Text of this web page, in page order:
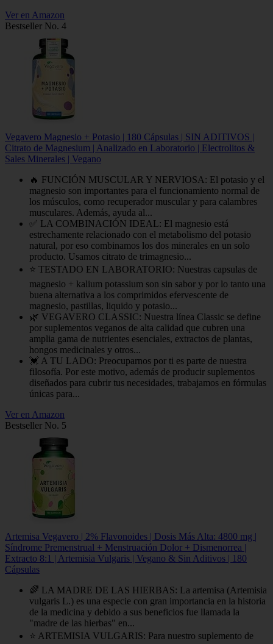
Ver en Amazon
Bestseller No. 4
Vegavero Magnesio + Potasio | 180 Cápsulas | SIN ADITIVOS |
Citrato de Magnesium | Analizado en Laboratorio | Electrolitos &
Sales Minerales | Vegano
🔥 FUNCIÓN MUSCULAR Y NERVIOSA: El potasio y el
magnesio son importantes para el funcionamiento normal de
los músculos, como recuperador muscular y para calambres
musculares. Además, ayuda al...
✅ LA COMBINACIÓN IDEAL: El magnesio está
estrechamente relacionado con el metabolismo del potasio
natural, por eso combinamos los dos minerales en un solo
producto. Usamos citrato de trimagnesio...
⭐ TESTADO EN LABORATORIO: Nuestras capsulas de
magnesio + kalium potassium son sin sabor y por lo tanto una
buena alternativa a los comprimidos efervescente de
magnesio, pastillas, liquido y potasio...
🌿 VEGAVERO CLASSIC: Nuestra línea Classic se define
por suplementos veganos de alta calidad que cubren una
amplia gama de nutrientes esenciales, extractos de plantas,
hongos medicinales y otros...
💓 A TU LADO: Preocuparnos por ti es parte de nuestra
filosofía. Por este motivo, además de producir suplementos
diseñados para cubrir tus necesidades, trabajamos en fórmulas
únicas para...
Ver en Amazon
Bestseller No. 5
Artemisa Vegavero | 2% Flavonoides | Dosis Más Alta: 4800 mg |
Síndrome Premenstrual + Menstruación Dolor + Dismenorrea |
Extracto 8:1 | Artemisia Vulgaris | Vegano & Sin Aditivos | 180
Cápsulas
🌈 LA MADRE DE LAS HIERBAS: La artemisa (Artemisia
vulgaris L.) es una especie con gran importancia en la historia
de la medicina y debido a sus beneficios fue llamada la
"madre de las hierbas" en...
⭐ ARTEMISIA VULGARIS: Para nuestro suplemento de